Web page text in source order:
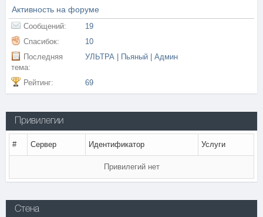
Активность на форуме
Сообщений:
19
Спасибок:
10
Последняя
тема:
УЛЬТРА | Пьяный | Админ
Рейтинг: 69
Привилегии
# Сервер Идентификатор Услуги
Привилегий нет
Стена